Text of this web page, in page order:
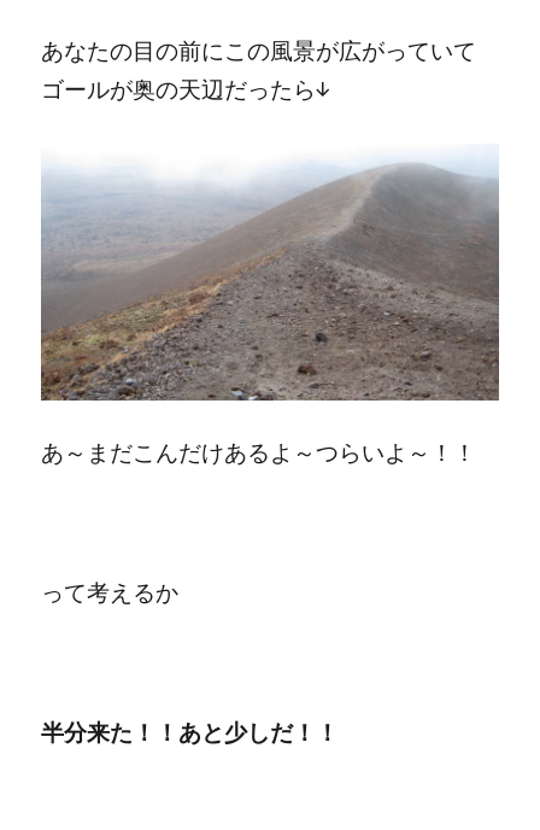
あなたの目の前にこの風景が広がっていて
ゴールが奥の天辺だったら↓
あ～まだこんだけあるよ～つらいよ～！！
って考えるか
半分来た！！あと少しだ！！